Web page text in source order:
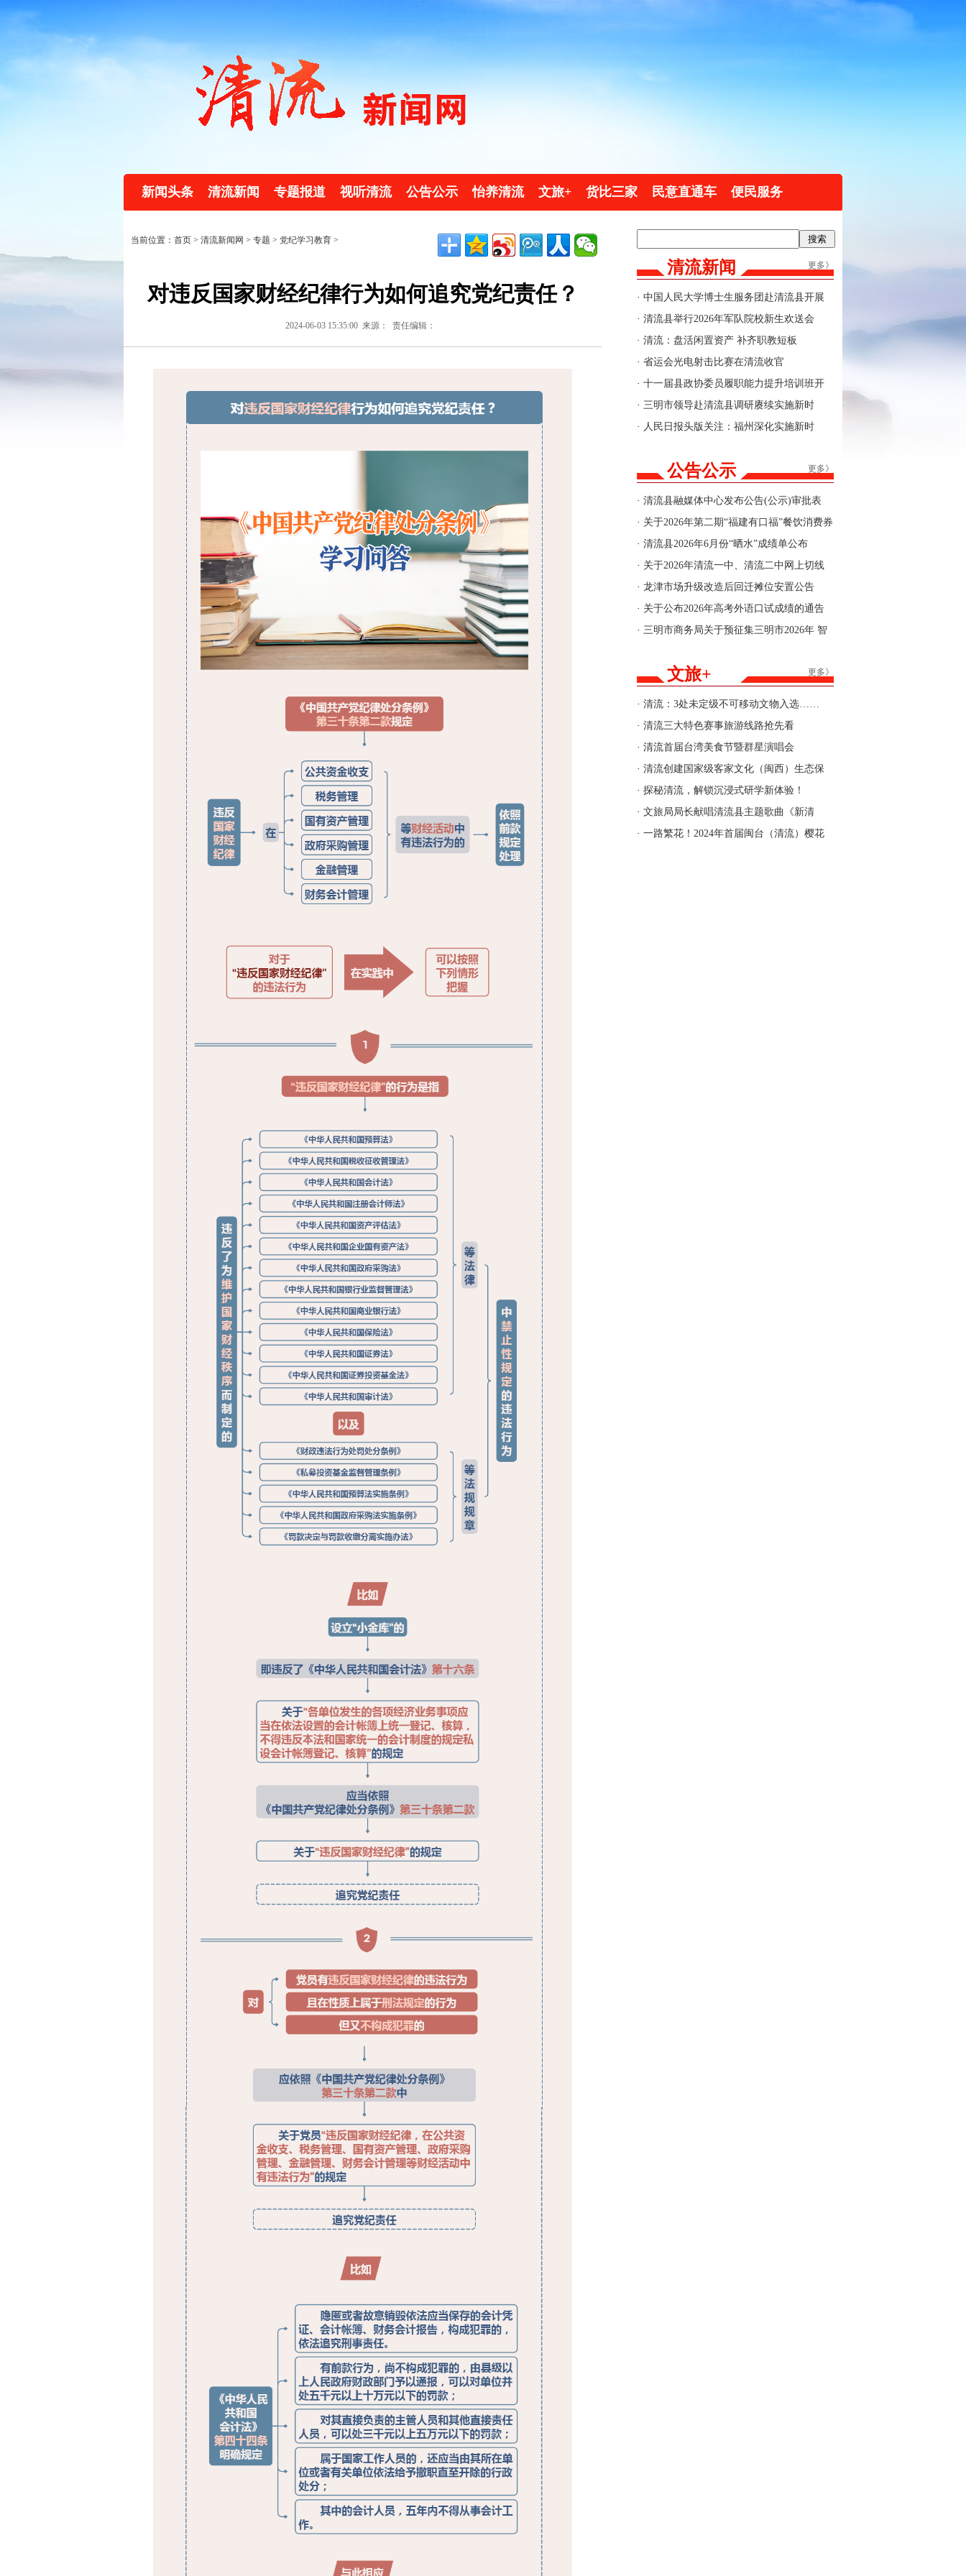
新闻头条 清流新闻 专题报道 视听清流 公告公示 怡养清流 文旅+ 货比三家 民意直通车 便民服务
更多》
清流新闻
· 中国人民大学博士生服务团赴清流县开展
实践调研
· 清流县举行2026年军队院校新生欢送会
· 清流：盘活闲置资产 补齐职教短板
· 省运会光电射击比赛在清流收官
· 十一届县政协委员履职能力提升培训班开
班
· 三明市领导赴清流县调研赓续实施新时
代“堡垒工程”及群众身边不正之风和腐败问
· 人民日报头版关注：福州深化实施新时
更多》
公告公示
· 清流县融媒体中心发布公告(公示)审批表
· 关于2026年第二期“福建有口福”餐饮消费券
商户报名的公告
· 清流县2026年6月份“晒水”成绩单公布
· 关于2026年清流一中、清流二中网上切线
招生结果的公告
· 龙津市场升级改造后回迁摊位安置公告
· 关于公布2026年高考外语口试成绩的通告
· 三明市商务局关于预征集三明市2026年 智
更多》
文旅+
· 清流：3处未定级不可移动文物入选……
· 清流三大特色赛事旅游线路抢先看
· 清流首届台湾美食节暨群星演唱会
· 清流创建国家级客家文化（闽西）生态保
护区“官宣”
· 探秘清流，解锁沉浸式研学新体验！
· 文旅局局长献唱清流县主题歌曲《新清
流》！
· 一路繁花！2024年首届闽台（清流）樱花
当前位置：首页 > 清流新闻网 > 专题 > 党纪学习教育 >
对违反国家财经纪律行为如何追究党纪责任？
2024-06-03 15:35:00 来源： 责任编辑：